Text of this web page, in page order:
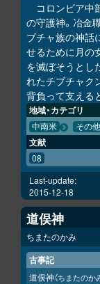
コロンビア中
の守護神。冶金
ブチャ族の神話
せるために月の
を滅ぼそうとし
れたチブチャク
背負って支える
地域・カテゴリ
中南米 その他
文献
08
Last-update:
2015-12-18
道俣神
ちまたのかみ
古事記
道俣神（ちまたのか